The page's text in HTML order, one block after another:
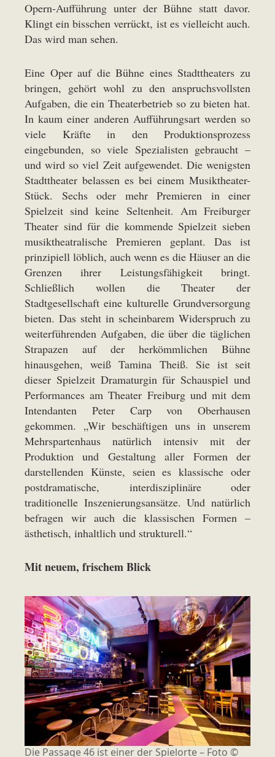
Opern-Aufführung unter der Bühne statt davor.
Klingt ein bisschen verrückt, ist es vielleicht auch.
Das wird man sehen.
Eine Oper auf die Bühne eines Stadttheaters zu
bringen, gehört wohl zu den anspruchsvollsten
Aufgaben, die ein Theaterbetrieb so zu bieten hat.
In kaum einer anderen Aufführungsart werden so
viele Kräfte in den Produktionsprozess
eingebunden, so viele Spezialisten gebraucht –
und wird so viel Zeit aufgewendet. Die wenigsten
Stadttheater belassen es bei einem Musiktheater-
Stück. Sechs oder mehr Premieren in einer
Spielzeit sind keine Seltenheit. Am Freiburger
Theater sind für die kommende Spielzeit sieben
musiktheatralische Premieren geplant. Das ist
prinzipiell löblich, auch wenn es die Häuser an die
Grenzen ihrer Leistungsfähigkeit bringt.
Schließlich wollen die Theater der
Stadtgesellschaft eine kulturelle Grundversorgung
bieten. Das steht in scheinbarem Widerspruch zu
weiterführenden Aufgaben, die über die täglichen
Strapazen auf der herkömmlichen Bühne
hinausgehen, weiß Tamina Theiß. Sie ist seit
dieser Spielzeit Dramaturgin für Schauspiel und
Performances am Theater Freiburg und mit dem
Intendanten Peter Carp von Oberhausen
gekommen. „Wir beschäftigen uns in unserem
Mehrspartenhaus natürlich intensiv mit der
Produktion und Gestaltung aller Formen der
darstellenden Künste, seien es klassische oder
postdramatische, interdisziplinäre oder
traditionelle Inszenierungsansätze. Und natürlich
befragen wir auch die klassischen Formen –
ästhetisch, inhaltlich und strukturell.“
Mit neuem, frischem Blick
Die Passage 46 ist einer der Spielorte – Foto ©